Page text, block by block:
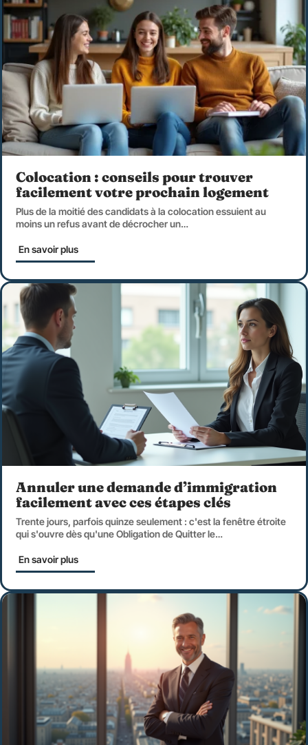
Colocation : conseils pour trouver
facilement votre prochain logement
Plus de la moitié des candidats à la colocation essuient au
moins un refus avant de décrocher un…
En savoir plus
Annuler une demande d’immigration
facilement avec ces étapes clés
Trente jours, parfois quinze seulement : c'est la fenêtre étroite
qui s'ouvre dès qu'une Obligation de Quitter le…
En savoir plus